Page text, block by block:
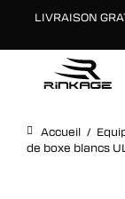
LIVRAISON
Accueil /
de boxe blancs